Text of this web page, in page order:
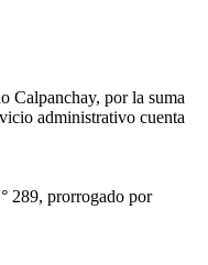
Calpanchay, por la suma
administrativo cuenta
289, prorrogado por